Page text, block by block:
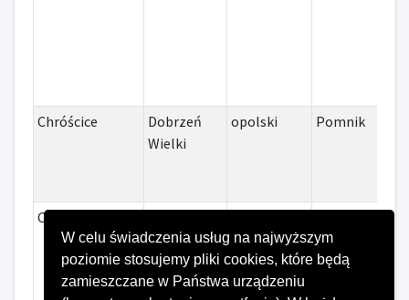
W celu świadczenia usług na najwyższym
poziomie stosujemy pliki cookies, które będą
zamieszczane w Państwa urządzeniu
Chróścice
Dobrzeń
Wielki
opolski Pomnik
Chróścice
Wielki
zbiorowa
II